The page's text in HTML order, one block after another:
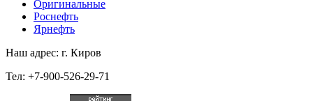
Оригинальные
Роснефть
Ярнефть
Наш адрес: г. Киров
Тел: +7-900-526-29-71